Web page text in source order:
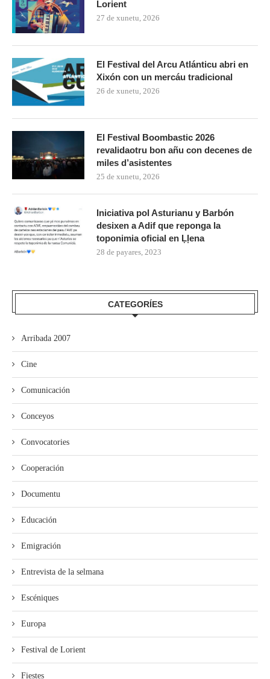
Lorient
27 de xunetu, 2026
El Festival del Arcu Atlánticu abri en
Xixón con un mercáu tradicional
26 de xunetu, 2026
El Festival Boombastic 2026
revalidaotru bon añu con decenes de
miles d’asistentes
25 de xunetu, 2026
Iniciativa pol Asturianu y Barbón
desixen a Adif que reponga la
toponimia oficial en Ḷḷena
28 de payares, 2023
CATEGORÍES
Arribada 2007
Cine
Comunicación
Conceyos
Convocatories
Cooperación
Documentu
Educación
Emigración
Entrevista de la selmana
Escéniques
Europa
Festival de Lorient
Fiestes